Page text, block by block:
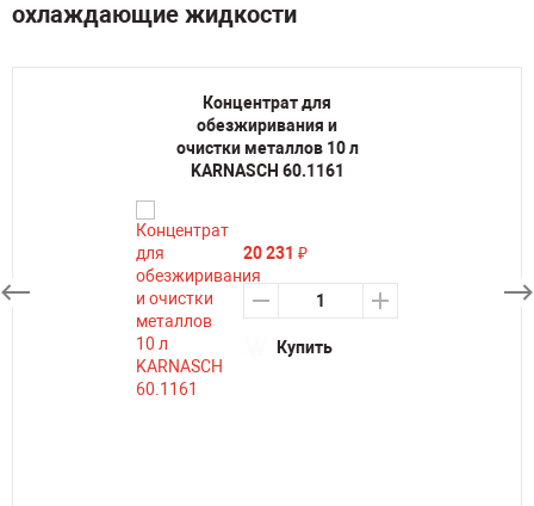
охлаждающие жидкости
Концентрат для
обезжиривания и
очистки металлов 10 л
KARNASCH 60.1161
20 231 ₽
Купить